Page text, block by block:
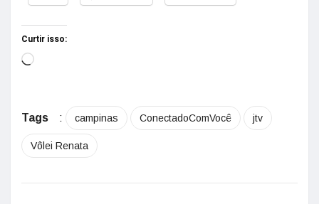
Curtir isso:
Tags : campinas ConectadoComVocê jtv
Vôlei Renata